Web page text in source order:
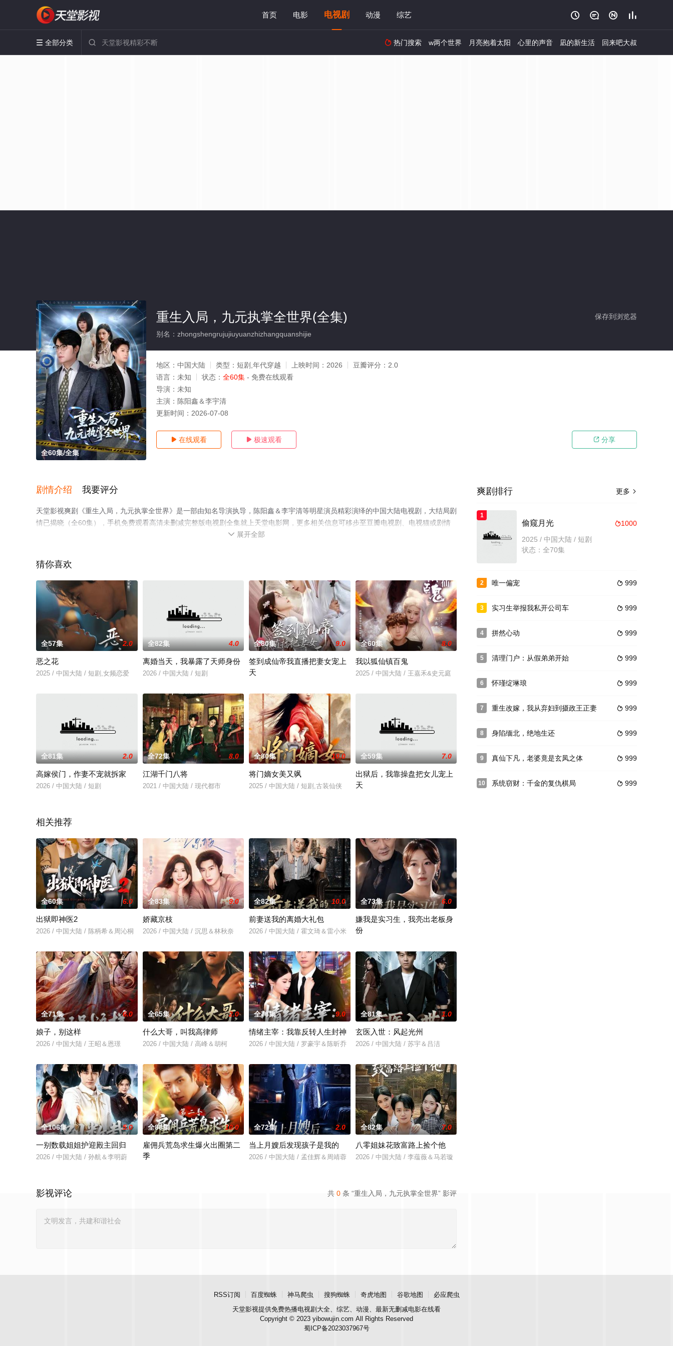
首页 电影 电视剧 动漫 综艺    
 全部分类   热门搜索 w两个世界 月亮抱着太阳 心里的声音 凪的新生活 回来吧大叔
全60集/全集
保存到浏览器
重生入局，九元执掌全世界(全集)
别名：zhongshengrujujiuyuanzhizhangquanshijie
地区： 中国大陆 类型： 短剧,年代穿越 上映时间： 2026 豆瓣评分： 2.0
语言： 未知 状态： 全60集 - 免费在线观看
导演： 未知
主演： 陈阳鑫＆李宇清
更新时间： 2026-07-08
 在线观看  极速观看  分享
剧情介绍 我要评分
天堂影视爽剧《重生入局，九元执掌全世界》是一部由知名导演执导，陈阳鑫＆李宇清等明星演员精彩演绎的中国大陆电视剧，大结局剧
情已揭晓（全60集），手机免费观看高清未删减完整版电视剧全集就上天堂电影网，更多相关信息可移步至豆瓣电视剧、电视猫或剧情
 展开全部
猜你喜欢
全57集 2.0
恶之花
2025 / 中国大陆 / 短剧,女频恋爱
全82集 4.0
离婚当天，我暴露了天师身份
2026 / 中国大陆 / 短剧
全80集 9.0
签到成仙帝我直播把妻女宠上
天
全60集 8.0
我以狐仙镇百鬼
2025 / 中国大陆 / 王嘉禾&史元庭
全81集 2.0
高嫁侯门，作妻不宠就拆家
2026 / 中国大陆 / 短剧
全72集 8.0
江湖千门八将
2021 / 中国大陆 / 现代都市
全80集 10.0
将门嫡女美又飒
2025 / 中国大陆 / 短剧,古装仙侠
全59集 7.0
出狱后，我靠操盘把女儿宠上
天
相关推荐
全60集 6.0
出狱即神医2
2026 / 中国大陆 / 陈柄希＆周沁桐
全83集 9.0
娇藏京枝
2026 / 中国大陆 / 沉思＆林秋奈
全82集 10.0
前妻送我的离婚大礼包
2026 / 中国大陆 / 霍文琦＆雷小米
全73集 6.0
嫌我是实习生，我亮出老板身
份
全71集 6.0
娘子，别这样
2026 / 中国大陆 / 王昭＆恩璟
全65集 2.0
什么大哥，叫我高律师
2026 / 中国大陆 / 高峰＆胡柯
全78集 9.0
情绪主宰：我靠反转人生封神
2026 / 中国大陆 / 罗豪宇＆陈昕乔
全81集 1.0
玄医入世：风起光州
2026 / 中国大陆 / 苏宇＆吕洁
全106集 5.0
一别数载姐姐护迎殿主回归
2026 / 中国大陆 / 孙航＆李明蔚
全88集 10.0
雇佣兵荒岛求生爆火出圈第二
季
全72集 2.0
当上月嫂后发现孩子是我的
2026 / 中国大陆 / 孟佳辉＆周靖蓉
全82集 7.0
八零姐妹花致富路上捡个他
2026 / 中国大陆 / 李蕴薇＆马若璇
共 0 条 “重生入局，九元执掌全世界” 影评
影视评论
更多 
爽剧排行
1
1000
偷窥月光
2025 / 中国大陆 / 短剧
状态：全70集
2  999
唯一偏宠
3  999
实习生举报我私开公司车
4  999
拼然心动
5  999
清理门户：从假弟弟开始
6  999
怀瑾绽琳琅
7  999
重生改嫁，我从弃妇到摄政王正妻
8  999
身陷缅北，绝地生还
9  999
真仙下凡，老婆竟是玄凤之体
10  999
系统窃财：千金的复仇棋局
RSS订阅 百度蜘蛛 神马爬虫 搜狗蜘蛛 奇虎地图 谷歌地图
必应爬虫
天堂影视提供免费热播电视剧大全、综艺、动漫、最新无删减电影在线看
Copyright © 2023 yibowujin.com All Rights Reserved
蜀ICP备2023037967号